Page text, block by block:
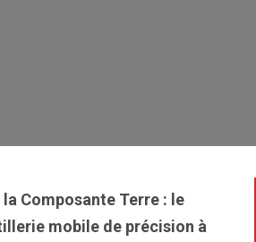
Composante Terre : le
mobile de précision à